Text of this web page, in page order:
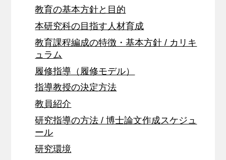
教育の基本方針と目的
本研究科の目指す人材育成
教育課程編成の特徴・基本方針 / カリキ
ュラム
履修指導（履修モデル）
指導教授の決定方法
教員紹介
研究指導の方法 / 博士論文作成スケジュ
ール
研究環境